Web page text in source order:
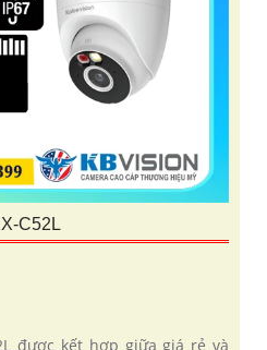
C52L
được kết hợp giữa giá rẻ và